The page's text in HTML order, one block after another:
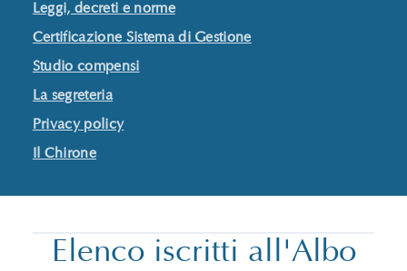
Leggi, decreti e norme
Certificazione Sistema di Gestione
Studio compensi
La segreteria
Privacy policy
Il Chirone
Elenco iscritti all'Albo